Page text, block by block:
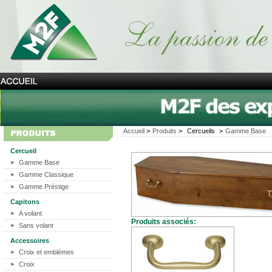
Cercueil
Gamme Base
Gamme Classique
Gamme Préstige
Capitons
A volant
Sans volant
Accessoires
Croix et emblèmes
Croix
Accueil > Produits > Cercueils > Gamme Base
Produits associés: